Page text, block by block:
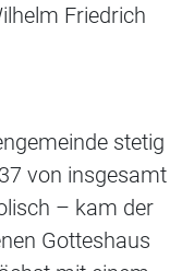
Friedrich
stetig
von insgesamt
­– kam der
Gotteshaus